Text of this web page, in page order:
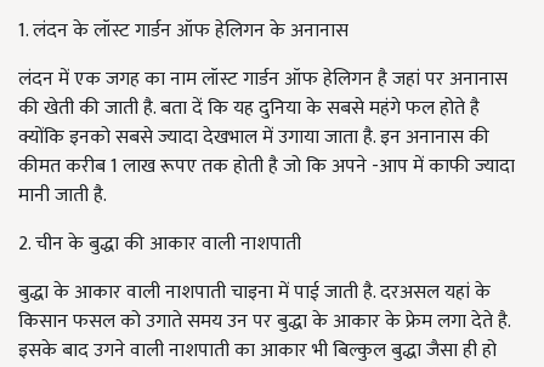
1. लंदन के लॉस्ट गार्डन ऑफ हेलिगन के अनानास
लंदन में एक जगह का नाम लॉस्ट गार्डन ऑफ हेलिगन है जहां पर अनानास
की खेती की जाती है. बता दें कि यह दुनिया के सबसे महंगे फल होते है
क्योंकि इनको सबसे ज्यादा देखभाल में उगाया जाता है. इन अनानास की
कीमत करीब 1 लाख रूपए तक होती है जो कि अपने -आप में काफी ज्यादा
मानी जाती है.
2. चीन के बुद्धा की आकार वाली नाशपाती
बुद्धा के आकार वाली नाशपाती चाइना में पाई जाती है. दरअसल यहां के
किसान फसल को उगाते समय उन पर बुद्धा के आकार के फ्रेम लगा देते है.
इसके बाद उगने वाली नाशपाती का आकार भी बिल्कुल बुद्धा जैसा ही हो